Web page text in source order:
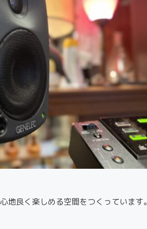
良く楽しめる空間をつくっています。